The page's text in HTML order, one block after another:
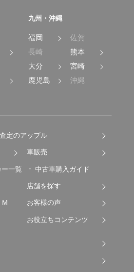
九州・沖縄
福岡
佐賀
長崎
熊本
大分
宮崎
鹿児島
沖縄
定のアップル
一覧
車販売
中古車購入ガイド
店舗を探す
お客様の声
お役立ちコンテンツ